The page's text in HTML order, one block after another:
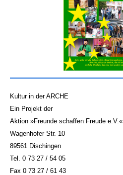
Kultur in der ARCHE
Ein Projekt der
Aktion »Freunde schaffen Freude e.V.«
Wagenhofer Str. 10
89561 Dischingen
Tel. 0 73 27 / 54 05
Fax 0 73 27 / 61 43